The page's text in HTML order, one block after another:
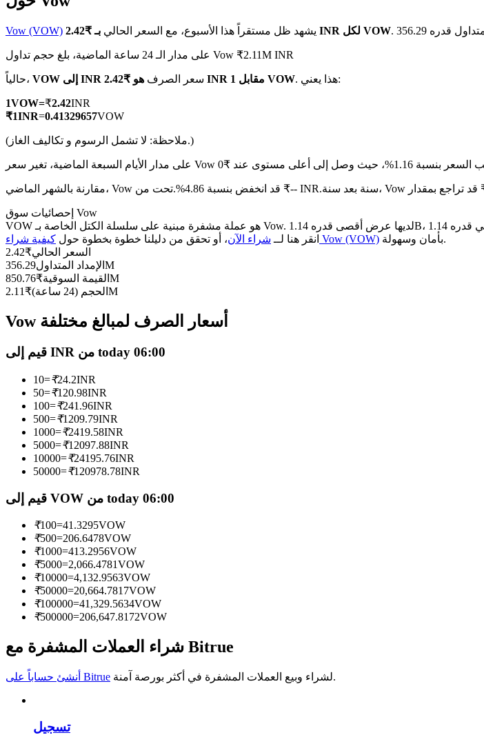
TradFi
مشتقات الأسهم والعملات الأجنبية والمعادن الثمينة والسلع
العقود الآجلة باستخدام USDC كضمان
نسخ التداول
انضم إلى أفضل المتداولين
كن متداول نسخ
Vow (VOW) يشهد ظل مستقراً هذا الأسبوع، مع السعر الحالي بـ ₹2.42 INR لكل VOW
على مدار الـ 24 ساعة الماضية، بلغ حجم تداول Vow ₹2.11M INR
حالياً، VOW إلى INR سعر الصرف هو ₹2.42 INR مقابل 1 VOW . هذا يعني:
1VOW=₹2.42INR
₹1INR=0.41329657VOW
(ملاحظة: لا تشمل الرسوم و تكاليف الغاز.)
مقارنة بالشهر الماضي، Vow قد انخفض بنسبة 4.86%.تحت من ₹-- INR.
إحصائيات سوق Vow
VOW هو عملة مشفرة مبنية على سلسلة الكتل الخاصة بـ Vow. لديها عرض أقصى قدره 1.14B، مع إجمالي عرض حالي قدره 1.14B وعرض متداول قدره 356.29M، مما يمنحها قيمة سوقية قدرها 850.76M.
انقر هنا لــ شراء الآن، أو تحقق من دليلنا خطوة بخطوة حول كيفية شراء Vow (VOW)
بأمان وسهولة.
السعر الحالي₹
2.42
الإمداد المتداول 356.29M
القيمة السوقية₹
850.76M
الحجم (24 ساعة)
₹ 2.11M
Vow أسعار الصرف لمبالغ مختلفة
قيم إلى INR من today 06:00
10=₹24.2INR
50=₹120.98INR
100=₹241.96INR
500=₹1209.79INR
1000=₹2419.58INR
5000=₹12097.88INR
10000=₹24195.76INR
50000=₹120978.78INR
قيم إلى VOW من today 06:00
₹100=41.3295VOW
₹500=206.6478VOW
₹1000=413.2956VOW
₹5000=2,066.4781VOW
₹10000=4,132.9563VOW
₹50000=20,664.7817VOW
₹100000=41,329.5634VOW
₹500000=206,647.8172VOW
شراء العملات المشفرة مع Bitrue
أنشئ حساباً على Bitrue لشراء وبيع العملات المشفرة في أكثر بورصة آمنة.
تسجيل